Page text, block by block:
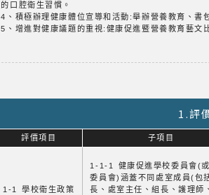
的口腔衛生習慣。
4、積極辦理健康體位宣導和活動:舉辦營養教育、書
5、增進對健康議題的重視:健康促進暨營養教育藝文
1.評
評價項目 子項目
1-1 學校衛生政策
1-1-1 健康促進學校委員會(
委員會)涵蓋不同處室成員(包
長、處室主任、組長、護理師